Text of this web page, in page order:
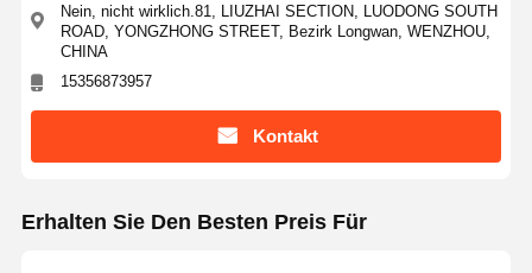
Nein, nicht wirklich.81, LIUZHAI SECTION, LUODONG SOUTH
ROAD, YONGZHONG STREET, Bezirk Longwan, WENZHOU,
CHINA
15356873957
Kontakt
Erhalten Sie Den Besten Preis Für